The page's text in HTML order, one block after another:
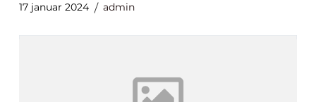
17 januar 2024 admin